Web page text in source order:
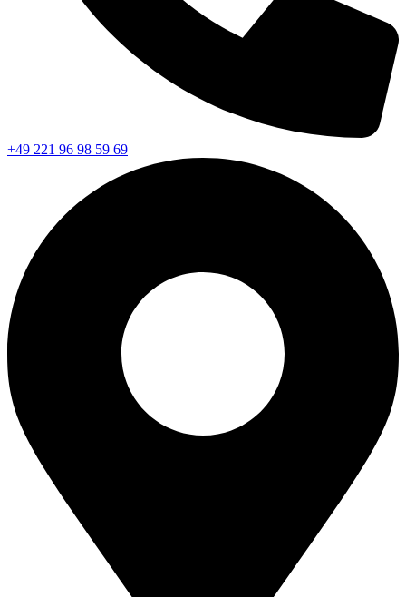
+49 221 96 98 59 69